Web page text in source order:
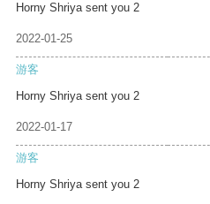
Horny Shriya sent you 2
2022-01-25
游客
Horny Shriya sent you 2
2022-01-17
游客
Horny Shriya sent you 2